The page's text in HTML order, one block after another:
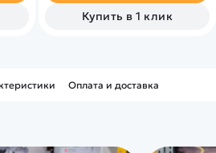
Купить в 1 клик
Оплата и доставка